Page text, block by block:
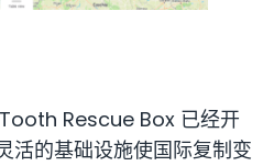
Rescue Box 已经开
活的基础设施使国际复制变